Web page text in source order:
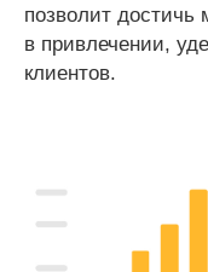
позволит
в привлечении,
клиентов.